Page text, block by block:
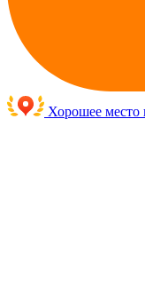
Хорошее место